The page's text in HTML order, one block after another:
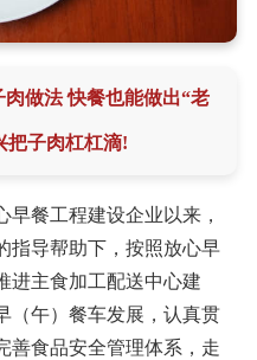
做法 快餐也能做出“老
把子肉杠杠滴!
早餐工程建设企业以来，
指导帮助下，按照放心早
进主食加工配送中心建
（午）餐车发展，认真贯
善食品安全管理体系，走